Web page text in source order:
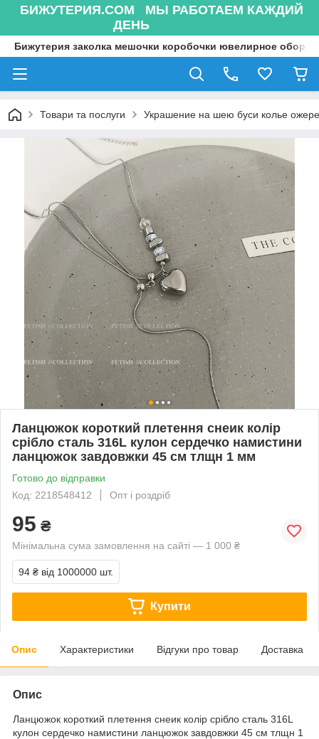
БИЖУТЕРИЯ.COM МЫ РАБОТАЕМ КАЖДИЙ
ДЕНЬ
Бижутерия заколка мешочки коробочки ювелирное
Товари та послуги Украшение на шею буси колье
Ланцюжок короткий плетення снеик колір
срібло сталь 316L кулон сердечко намистини
ланцюжок завдовжки 45 см тлщн 1 мм
Готово до відправки
Код: 2218548412
Опт і роздріб
95 ₴
Мінімальна сума замовлення на сайті — 1 000 ₴
94 ₴ від 1000000 шт.
Купити
Опис Характеристики Відгуки про товар Доставка
Опис
Ланцюжок короткий плетення снеик колір срібло сталь 316L
кулон сердечко намистини ланцюжок завдовжки 45 см тлщн 1